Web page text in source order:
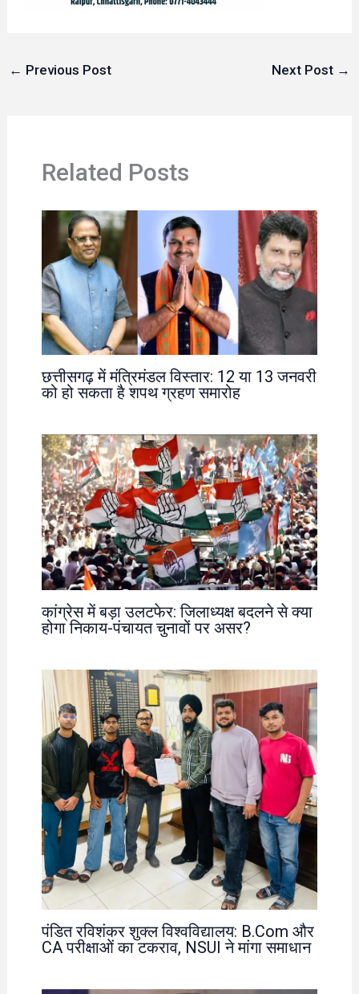
← Previous Post Next Post →
Related Posts
छत्तीसगढ़ में मंत्रिमंडल विस्तार: 12 या 13 जनवरी
को हो सकता है शपथ ग्रहण समारोह
कांग्रेस में बड़ा उलटफेर: जिलाध्यक्ष बदलने से क्या
होगा निकाय-पंचायत चुनावों पर असर?
पंडित रविशंकर शुक्ल विश्वविद्यालय: B.Com और
CA परीक्षाओं का टकराव, NSUI ने मांगा समाधान